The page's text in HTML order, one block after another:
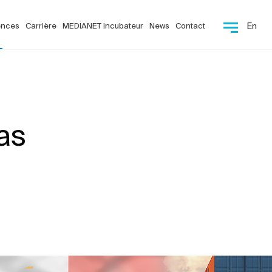
Carrière MEDIANET incubateur News Contact En